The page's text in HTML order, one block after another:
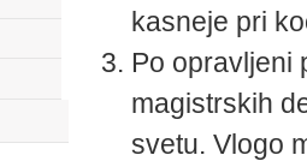
kasneje pri
Po opravljeni
magistrskih
svetu. Vlogo